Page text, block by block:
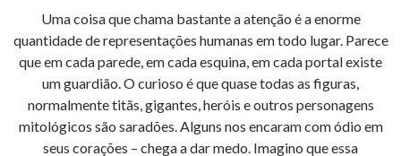
Uma coisa que chama bastante a atenção é a enorme
quantidade de representações humanas em todo lugar. Parece
que em cada parede, em cada esquina, em cada portal existe
um guardião. O curioso é que quase todas as figuras,
normalmente titãs, gigantes, heróis e outros personagens
mitológicos são saradões. Alguns nos encaram com ódio em
seus corações – chega a dar medo. Imagino que essa